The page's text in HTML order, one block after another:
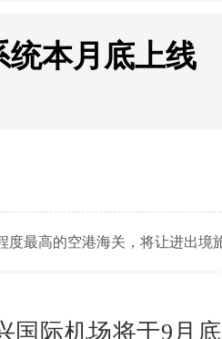
统本月底上线
度最高的空港海关，将让进出境
国际机场将于9月